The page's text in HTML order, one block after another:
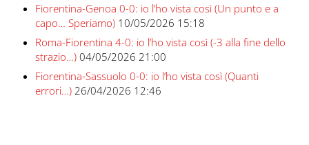
Fiorentina-Genoa 0-0: io l’ho vista così (Un punto e a
capo… Speriamo) 10/05/2026 15:18
Roma-Fiorentina 4-0: io l’ho vista così (-3 alla fine dello
strazio…) 04/05/2026 21:00
Fiorentina-Sassuolo 0-0: io l’ho vista così (Quanti
errori…) 26/04/2026 12:46